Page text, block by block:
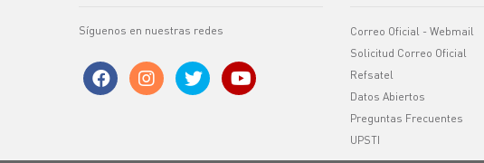
Síguenos en nuestras redes
Correo Oficial - Webmail
Solicitud Correo Oficial
Refsatel
Datos Abiertos
Preguntas Frecuentes
UPSTI